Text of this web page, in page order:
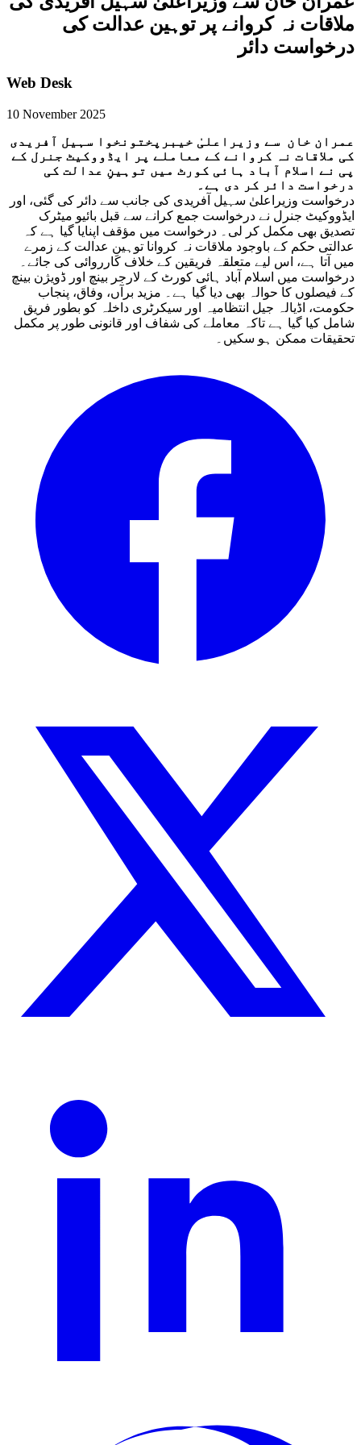
ملاقات نہ کروانے پر توہین عدالت کی
درخواست دائر
Web Desk
10 November 2025
عمران خان سے وزیراعلیٰ خیبرپختونخوا سہیل آفریدی
کی ملاقات نہ کروانے کے معاملے پر ایڈووکیٹ جنرل کے
پی نے اسلام آباد ہائی کورٹ میں توہینِ عدالت کی
درخواست دائر کر دی ہے۔
درخواست وزیراعلیٰ سہیل آفریدی کی جانب سے دائر کی گئی، اور
ایڈووکیٹ جنرل نے درخواست جمع کرانے سے قبل بائیو میٹرک
تصدیق بھی مکمل کر لی۔ درخواست میں مؤقف اپنایا گیا ہے کہ
عدالتی حکم کے باوجود ملاقات نہ کروانا توہینِ عدالت کے زمرے
میں آتا ہے، اس لیے متعلقہ فریقین کے خلاف کارروائی کی جائے۔
درخواست میں اسلام آباد ہائی کورٹ کے لارجر بینچ اور ڈویژن بینچ
کے فیصلوں کا حوالہ بھی دیا گیا ہے۔ مزید برآں، وفاق، پنجاب
حکومت، اڈیالہ جیل انتظامیہ اور سیکرٹری داخلہ کو بطور فریق
شامل کیا گیا ہے تاکہ معاملے کی شفاف اور قانونی طور پر مکمل
تحقیقات ممکن ہو سکیں۔